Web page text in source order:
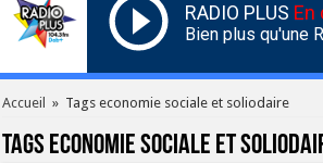
RADIO PLUS En
Bien plus qu'une
Accueil » Tags economie sociale et soliodaire
Tags economie sociale et